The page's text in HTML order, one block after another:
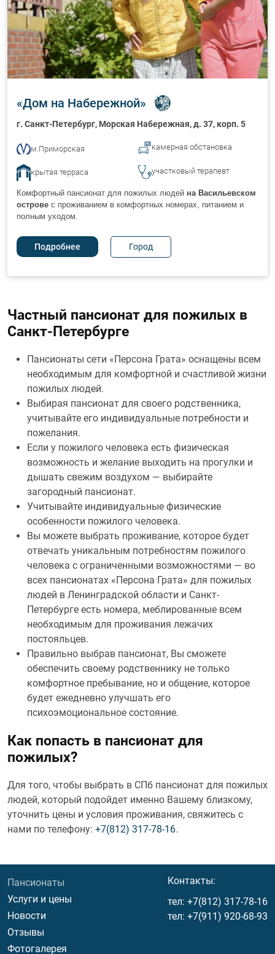
«Дом на Набережной»
г. Санкт-Петербург, Морская Набережная, д. 37, корп. 5
м.Приморская камерная обстановка
крытая терраса участковый терапевт
Комфортный пансионат для пожилых людей на Васильевском
острове с проживанием в комфортных номерах, питанием и
полным уходом.
Подробнее Город
Частный пансионат для пожилых в
Санкт-Петербурге
Пансионаты сети «Персона Грата» оснащены всем
необходимым для комфортной и счастливой жизни
пожилых людей.
Выбирая пансионат для своего родственника,
учитывайте его индивидуальные потребности и
пожелания.
Если у пожилого человека есть физическая
возможность и желание выходить на прогулки и
дышать свежим воздухом — выбирайте
загородный пансионат.
Учитывайте индивидуальные физические
особенности пожилого человека.
Вы можете выбрать проживание, которое будет
отвечать уникальным потребностям пожилого
человека с ограниченными возможностями — во
всех пансионатах «Персона Грата» для пожилых
людей в Ленинградской области и Санкт-
Петербурге есть номера, меблированные всем
необходимым для проживания лежачих
постояльцев.
Правильно выбрав пансионат, Вы сможете
обеспечить своему родственнику не только
комфортное пребывание, но и общение, которое
будет ежедневно улучшать его
психоэмоциональное состояние.
Как попасть в пансионат для
пожилых?
Для того, чтобы выбрать в СПб пансионат для пожилых
людей, который подойдет именно Вашему близкому,
уточнить цены и условия проживания, свяжитесь с
нами по телефону: +7(812) 317-78-16.
Menu footer
Пансионаты
Услуги и цены
Новости
Отзывы
Фотогалерея
Контакты:
тел: +7(812) 317-78-16
тел: +7(911) 920-68-93